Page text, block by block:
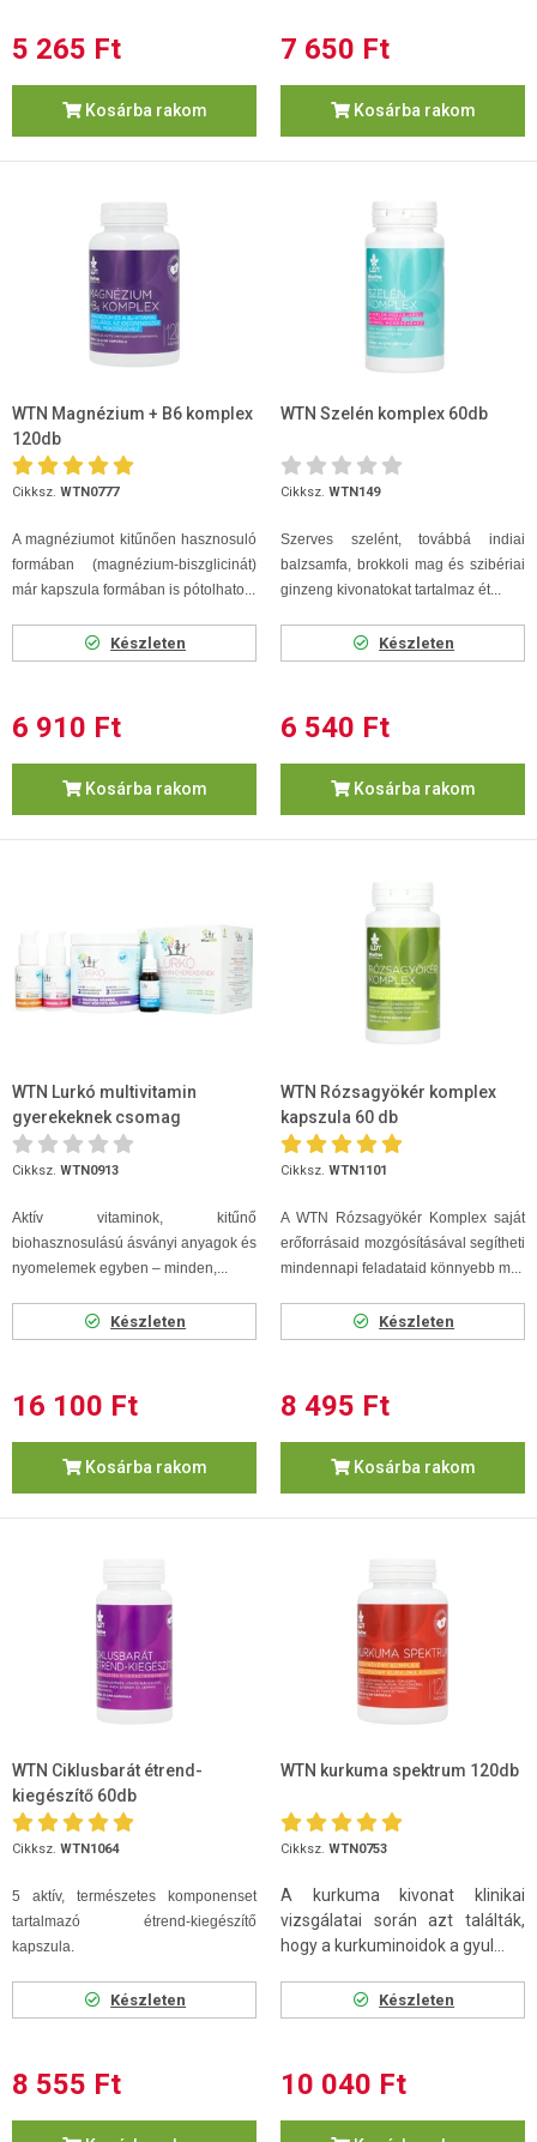
5 265 Ft
Kosárba rakom
7 650 Ft
Kosárba rakom
WTN Magnézium + B6 komplex
120db
Cikksz. WTN0777
A magnéziumot kitűnően hasznosuló
formában (magnézium-biszglicinát)
már kapszula formában is pótolhato...
Készleten
6 910 Ft
Kosárba rakom
WTN Szelén komplex 60db
Cikksz. WTN149
Szerves szelént, továbbá indiai
balzsamfa, brokkoli mag és szibériai
ginzeng kivonatokat tartalmaz ét...
Készleten
6 540 Ft
Kosárba rakom
WTN Lurkó multivitamin
gyerekeknek csomag
Cikksz. WTN0913
Aktív vitaminok, kitűnő
biohasznosulású ásványi anyagok és
nyomelemek egyben – minden,...
Készleten
16 100 Ft
Kosárba rakom
WTN Rózsagyökér komplex
kapszula 60 db
Cikksz. WTN1101
A WTN Rózsagyökér Komplex saját
erőforrásaid mozgósításával segítheti
mindennapi feladataid könnyebb m...
Készleten
8 495 Ft
Kosárba rakom
WTN Ciklusbarát étrend-
kiegészítő 60db
Cikksz. WTN1064
5 aktív, természetes komponenset
tartalmazó étrend-kiegészítő
kapszula.
Készleten
8 555 Ft
WTN kurkuma spektrum 120db
Cikksz. WTN0753
A kurkuma kivonat klinikai
vizsgálatai során azt találták,
hogy a kurkuminoidok a gyul...
Készleten
10 040 Ft